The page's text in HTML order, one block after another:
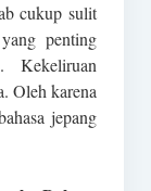
cukup sulit
penting
Kekeliruan
Oleh karena
jepang